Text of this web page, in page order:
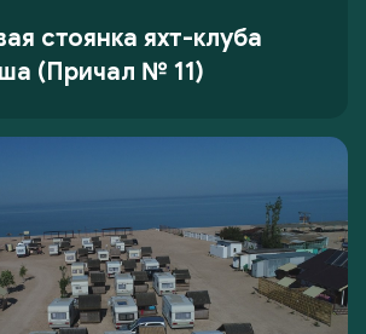
стоянка яхт-клуба
(Причал № 11)